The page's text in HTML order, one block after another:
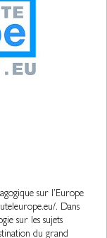
sur l’Europe
. Dans
sur les sujets
du grand